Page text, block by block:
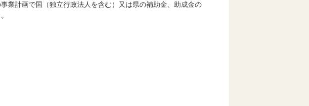
で国（独立行政法人を含む）又は県の補助金、助成金の